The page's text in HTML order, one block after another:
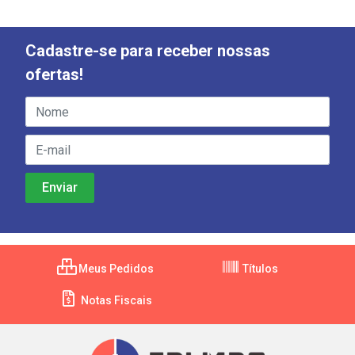
Cadastre-se para receber nossas
ofertas!
Meus Pedidos Títulos
Notas Fiscais